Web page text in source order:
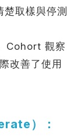
楚取樣與停測
Cohort 觀察
改善了使用
）：